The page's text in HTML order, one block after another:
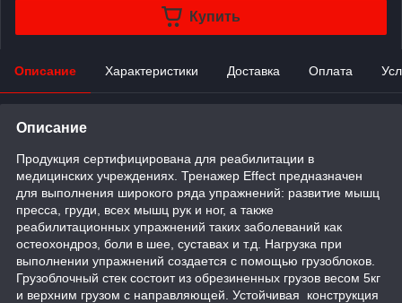
Купить
Описание Характеристики Доставка Оплата
Описание
Продукция сертифицирована для реабилитации в
медицинских учреждениях. Тренажер Effect предназначен
для выполнения широкого ряда упражнений: развитие мышц
пресса, груди, всех мышц рук и ног, а также
реабилитационных упражнений таких заболеваний как
остеохондроз, боли в шее, суставах и т.д. Нагрузка при
выполнении упражнений создается с помощью грузоблоков.
Грузоблочный стек состоит из обрезиненных грузов весом 5кг
и верхним грузом с направляющей. Устойчивая конструкция